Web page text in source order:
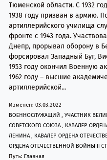
Тюменской области. С 1932
1938 году призван в армию.
артиллерийского училища
фронте с 1943 года.
Днепр, прорывал оборону в
форсировал Западный Буг,
1953 году окончил Военную
1962 году – высшие
артиллерийской...
Изменен: 03.03.2022
ВОЕННОСЛУЖАЩИЙ , УЧАСТНИК
СОВЕТСКОГО СОЮЗА, КАВАЛЕР
ЛЕНИНА, КАВАЛЕР ОРДЕНА
ОРДЕНА ОТЕЧЕСТВЕННОЙ ВОЙНЫ II
Путь: Главная